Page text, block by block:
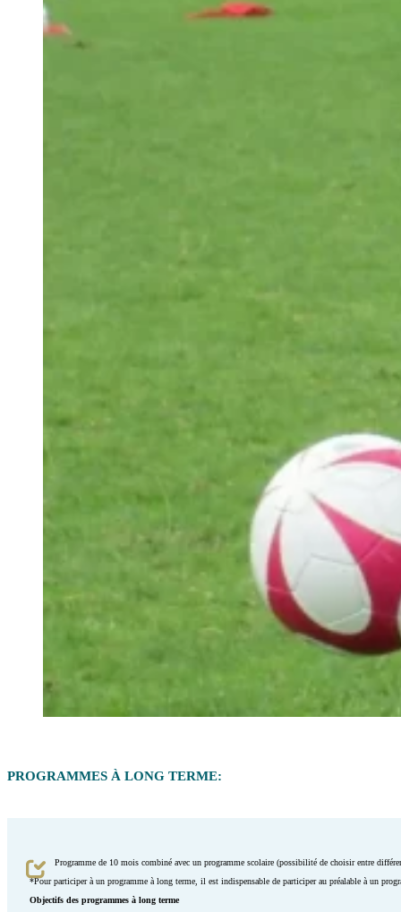
PROGRAMMES À LONG TERME:
Programme de 10 mois combiné avec un programme scolaire (possibilité de choisir entre
*Pour participer à un programme à long terme, il est indispensable de participer au préalable à un
Objectifs des programmes à long terme